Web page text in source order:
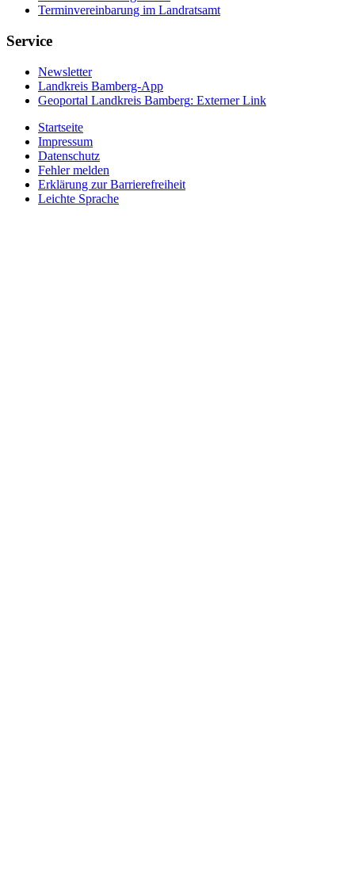
Terminvereinbarung im Landratsamt
Service
Newsletter
Landkreis Bamberg-App
Geoportal Landkreis Bamberg: Externer Link
Startseite
Impressum
Datenschutz
Fehler melden
Erklärung zur Barrierefreiheit
Leichte Sprache